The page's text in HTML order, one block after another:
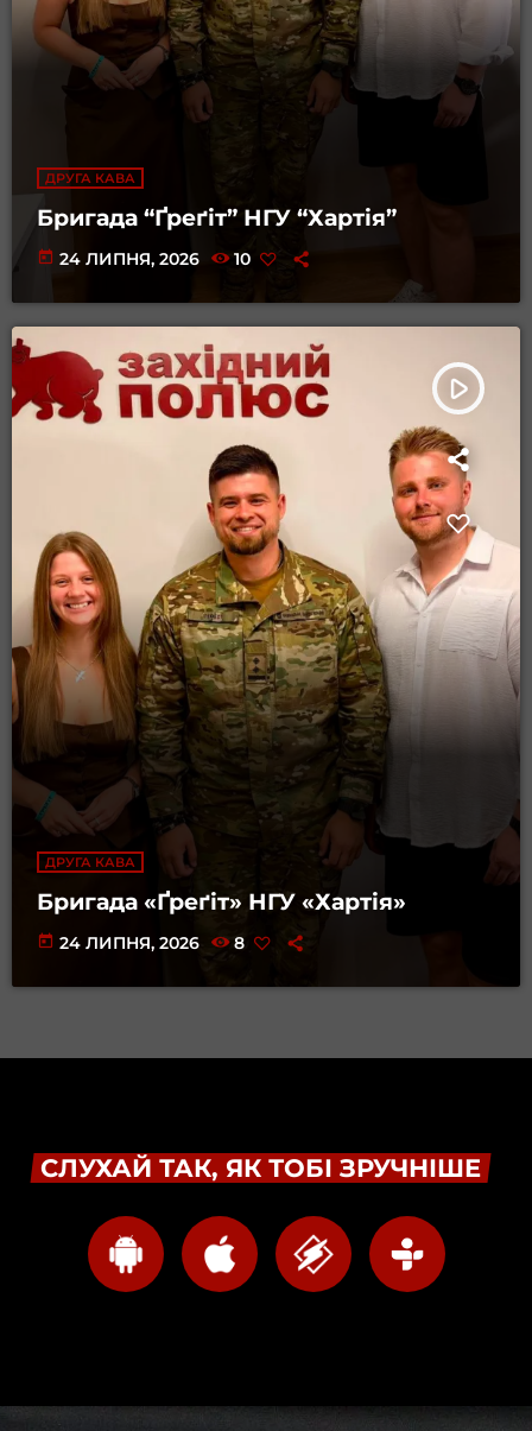
ДРУГА КАВА
Бригада “Ґреґіт” НГУ “Хартія”
today 24 ЛИПНЯ, 2026 10
play_arrow
ДРУГА КАВА
Бригада «Ґреґіт» НГУ «Хартія»
today 24 ЛИПНЯ, 2026 8
СЛУХАЙ ТАК, ЯК ТОБІ ЗРУЧНІШЕ